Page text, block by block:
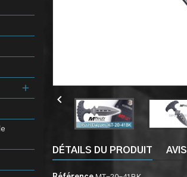

DÉTAILS DU PRODUIT AVIS